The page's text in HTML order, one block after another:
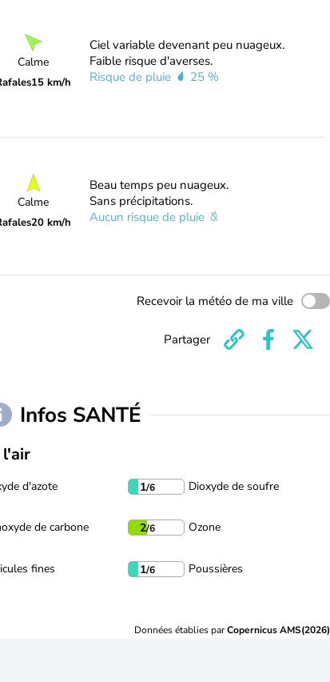
Calme
15 km/h
Ciel variable devenant peu nuageux.
Faible risque d'averses.
Risque de pluie
25 %
Calme
20 km/h
Beau temps peu nuageux.
Sans précipitations.
Aucun risque de pluie
Recevoir la météo de ma ville
Partager
Infos SANTÉ
d'azote 1/6 Dioxyde de soufre
de carbone 2/6 Ozone
fines 1/6 Poussières
Données établies parCopernicus AMS(2026)